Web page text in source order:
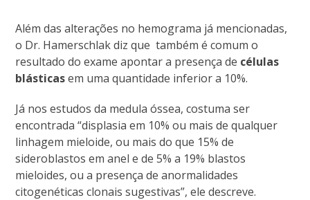
Além das alterações no hemograma já mencionadas,
o Dr. Hamerschlak diz que também é comum o
resultado do exame apontar a presença de células
blásticasem uma quantidade inferior a 10%.
Já nos estudos da medula óssea, costuma ser
encontrada “displasia em 10% ou mais de qualquer
linhagem mieloide, ou mais do que 15% de
sideroblastos em anel e de 5% a 19% blastos
mieloides, ou a presença de anormalidades
citogenéticas clonais sugestivas”, ele descreve.